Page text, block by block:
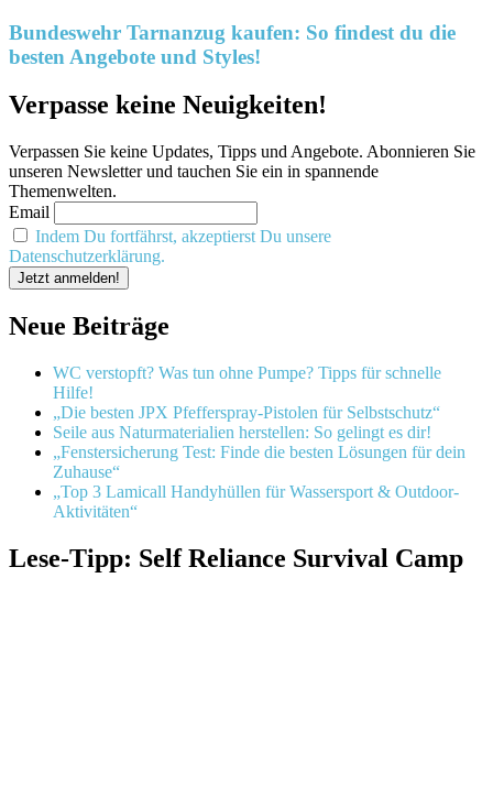
Bundeswehr Tarnanzug kaufen: So findest du die
besten Angebote und Styles!
Verpasse keine Neuigkeiten!
Verpassen Sie keine Updates, Tipps und Angebote. Abonnieren Sie
unseren Newsletter und tauchen Sie ein in spannende
Themenwelten.
Email
Indem Du fortfährst, akzeptierst Du unsere
Datenschutzerklärung.
Neue Beiträge
WC verstopft? Was tun ohne Pumpe? Tipps für schnelle
Hilfe!
„Die besten JPX Pfefferspray-Pistolen für Selbstschutz“
Seile aus Naturmaterialien herstellen: So gelingt es dir!
„Fenstersicherung Test: Finde die besten Lösungen für dein
Zuhause“
„Top 3 Lamicall Handyhüllen für Wassersport & Outdoor-
Aktivitäten“
Lese-Tipp: Self Reliance Survival Camp